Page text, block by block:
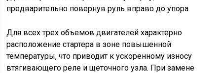
предварительно повернув руль вправо до упора.
Для всех трех объемов двигателей характерно
расположение стартера в зоне повышенной
температуры, что приводит к ускоренному износу
втягивающего реле и щеточного узла. При замене